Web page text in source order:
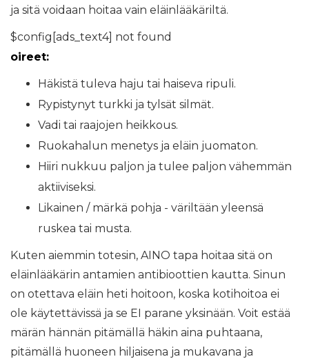
ja sitä voidaan hoitaa vain eläinlääkäriltä.
$config[ads_text4] not found
oireet:
Häkistä tuleva haju tai haiseva ripuli.
Rypistynyt turkki ja tylsät silmät.
Vadi tai raajojen heikkous.
Ruokahalun menetys ja eläin juomaton.
Hiiri nukkuu paljon ja tulee paljon vähemmän
aktiiviseksi.
Likainen / märkä pohja - väriltään yleensä
ruskea tai musta.
Kuten aiemmin totesin, AINO tapa hoitaa sitä on
eläinlääkärin antamien antibioottien kautta. Sinun
on otettava eläin heti hoitoon, koska kotihoitoa ei
ole käytettävissä ja se EI parane yksinään. Voit estää
märän hännän pitämällä häkin aina puhtaana,
pitämällä huoneen hiljaisena ja mukavana ja